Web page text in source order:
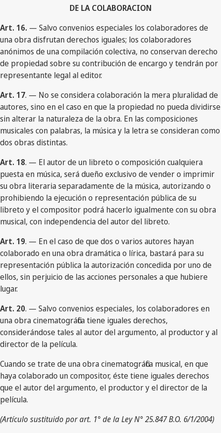
DE LA COLABORACION
Art. 16. — Salvo convenios especiales los colaboradores de
una obra disfrutan derechos iguales; los colaboradores
anónimos de una compilación colectiva, no conservan derecho
de propiedad sobre su contribución de encargo y tendrán por
representante legal al editor.
Art. 17. — No se considera colaboración la mera pluralidad de
autores, sino en el caso en que la propiedad no pueda dividirse
sin alterar la naturaleza de la obra. En las composiciones
musicales con palabras, la música y la letra se consideran como
dos obras distintas.
Art. 18. — El autor de un libreto o composición cualquiera
puesta en música, será dueño exclusivo de vender o imprimir
su obra literaria separadamente de la música, autorizando o
prohibiendo la ejecución o representación pública de su
libreto y el compositor podrá hacerlo igualmente con su obra
musical, con independencia del autor del libreto.
Art. 19. — En el caso de que dos o varios autores hayan
colaborado en una obra dramática o lírica, bastará para su
representación pública la autorización concedida por uno de
ellos, sin perjuicio de las acciones personales a que hubiere
lugar.
Art. 20. — Salvo convenios especiales, los colaboradores en
una obra cinematográfica tiene iguales derechos,
considerándose tales al autor del argumento, al productor y al
director de la película.
Cuando se trate de una obra cinematográfica musical, en que
haya colaborado un compositor, éste tiene iguales derechos
que el autor del argumento, el productor y el director de la
película.
(Artículo sustituido por art. 1° de la Ley N° 25.847 B.O. 6/1/2004)